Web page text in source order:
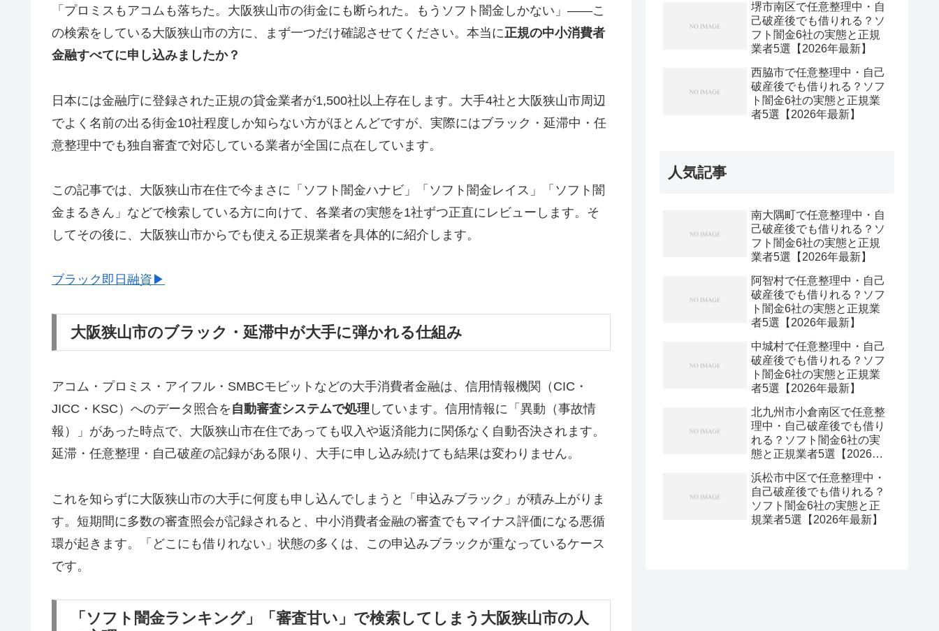
「プロミスもアコムも落ちた。大阪狭山市の街金にも断られた。もうソフト闇金しかない」——こ
の検索をしている大阪狭山市の方に、まず一つだけ確認させてください。本当に正規の中小消費者
金融すべてに申し込みましたか？
日本には金融庁に登録された正規の貸金業者が1,500社以上存在します。大手4社と大阪狭山市周辺
でよく名前の出る街金10社程度しか知らない方がほとんどですが、実際にはブラック・延滞中・任
意整理中でも独自審査で対応している業者が全国に点在しています。
この記事では、大阪狭山市在住で今まさに「ソフト闇金ハナビ」「ソフト闇金レイス」「ソフト闇
金まるきん」などで検索している方に向けて、各業者の実態を1社ずつ正直にレビューします。そ
してその後に、大阪狭山市からでも使える正規業者を具体的に紹介します。
ブラック即日融資▶
大阪狭山市のブラック・延滞中が大手に弾かれる仕組み
アコム・プロミス・アイフル・SMBCモビットなどの大手消費者金融は、信用情報機関（CIC・
JICC・KSC）へのデータ照合を 自動審査システムで処理 しています。信用情報に「異動（事故情
報）」があった時点で、大阪狭山市在住であっても収入や返済能力に関係なく自動否決されます。
延滞・任意整理・自己破産の記録がある限り、大手に申し込み続けても結果は変わりません。
これを知らずに大阪狭山市の大手に何度も申し込んでしまうと「申込みブラック」が積み上がりま
す。短期間に多数の審査照会が記録されると、中小消費者金融の審査でもマイナス評価になる悪循
環が起きます。「どこにも借りれない」状態の多くは、この申込みブラックが重なっているケース
です。
「ソフト闇金ランキング」「審査甘い」で検索してしまう大阪狭山市の人
堺市南区で任意整理中・自
己破産後でも借りれる？ソ
フト闇金6社の実態と正規
業者5選【2026年最新】
西脇市で任意整理中・自己
破産後でも借りれる？ソフ
ト闇金6社の実態と正規業
者5選【2026年最新】
人気記事
南大隅町で任意整理中・自
己破産後でも借りれる？ソ
フト闇金6社の実態と正規
業者5選【2026年最新】
阿智村で任意整理中・自己
破産後でも借りれる？ソフ
ト闇金6社の実態と正規業
者5選【2026年最新】
中城村で任意整理中・自己
破産後でも借りれる？ソフ
ト闇金6社の実態と正規業
者5選【2026年最新】
北九州市小倉南区で任意整
理中・自己破産後でも借り
れる？ソフト闇金6社の実
態と正規業者5選【2026年
浜松市中区で任意整理中・
自己破産後でも借りれる？
ソフト闇金6社の実態と正
規業者5選【2026年最新】